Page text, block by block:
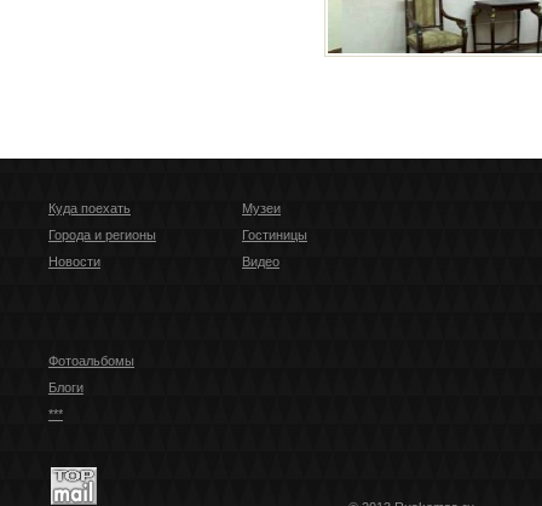
Куда поехать
Города и регионы
Новости
Музеи
Гостиницы
Видео
Фотоальбомы
Блоги
***